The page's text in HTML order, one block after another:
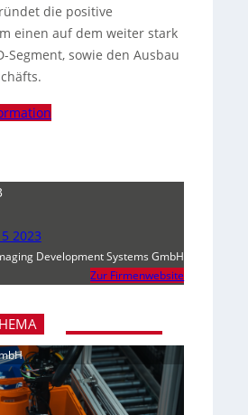
die positive
einen auf dem weiter stark
Segment, sowie den Ausbau
2023
Development Systems GmbH
Zur Firmenwebsite